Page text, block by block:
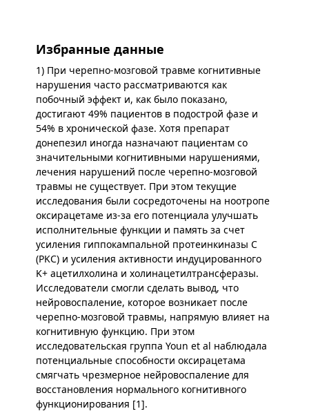
Избранные данные
1) При черепно-мозговой травме когнитивные
нарушения часто рассматриваются как
побочный эффект и, как было показано,
достигают 49% пациентов в подострой фазе и
54% в хронической фазе. Хотя препарат
донепезил иногда назначают пациентам со
значительными когнитивными нарушениями,
лечения нарушений после черепно-мозговой
травмы не существует. При этом текущие
исследования были сосредоточены на ноотропе
оксирацетаме из-за его потенциала улучшать
исполнительные функции и память за счет
усиления гиппокампальной протеинкиназы C
(PKC) и усиления активности индуцированного
K+ ацетилхолина и холинацетилтрансферазы.
Исследователи смогли сделать вывод, что
нейровоспаление, которое возникает после
черепно-мозговой травмы, напрямую влияет на
когнитивную функцию. При этом
исследовательская группа Youn et al наблюдала
потенциальные способности оксирацетама
смягчать чрезмерное нейровоспаление для
восстановления нормального когнитивного
функционирования [1].